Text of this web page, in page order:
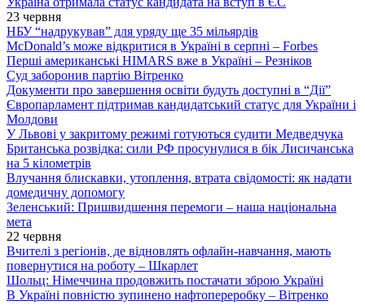
23 червня
НБУ “надрукував” для уряду ще 35 мільярдів
McDonald’s може відкритися в Україні в серпні – Forbes
Перші американські HIMARS вже в Україні – Резніков
Суд заборонив партію Вітренко
Документи про завершення освіти будуть доступні в “Дії”
Європарламент підтримав кандидатський статус для України і
Молдови
У Львові у закритому режимі готуються судити Медведчука
Британська розвідка: сили РФ просунулися в бік Лисичанська
на 5 кілометрів
Влучання блискавки, утоплення, втрата свідомості: як надати
домедичну допомогу
Зеленський: Пришвидшення перемоги – наша національна
мета
22 червня
Вчителі з регіонів, де відновлять офлайн-навчання, мають
повернутися на роботу – Шкарлет
Шольц: Німеччина продовжить постачати зброю Україні
В Україні повністю зупинено нафтопереробку – Вітренко